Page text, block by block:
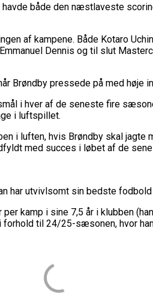
havde både den næstlaveste
af kampene. Både Kotaro
Dennis og til slut
Brøndby pressede på med høje
i hver af de seneste fire
i luftspillet.
i luften, hvis Brøndby skal
med succes i løbet af de
har utvivlsomt sin bedste
kamp i sine 7,5 år i klubben
til 24/25-sæsonen, hvor